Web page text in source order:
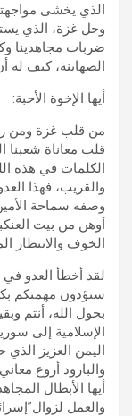
الذي يخشى
وحل غزة، الذي
ضربات مجاهدينا
الصهاينة، كيف له
أيها الإخوة الأحبة:
من قلب غزة ومن
قلب معاناة شعبنا
الكلمات في هذه
والقريب، فهذا
وصفه سماحة
أوهن من بيت
الخوف والانتظار
لقد أخطأ العدو في
ستؤدون مهمتكم
بحول الله، أنتم
الإسلامية إلى
اليمن العزيز الذي
والبارود أروع
أيها الأبطال
والعمل